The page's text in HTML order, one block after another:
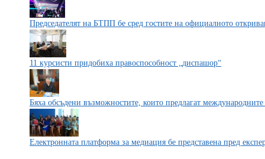
Председателят на БТПП бе сред гостите на официалното
11 курсисти придобиха правоспособност „диспашор“
Бяха обсъдени възможностите, които предлагат международните
Електронната платформа за медиация бе представена пред